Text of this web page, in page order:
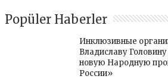
Popüler Haberler
Инклюзивные
Владиславу
новую Народную
России»